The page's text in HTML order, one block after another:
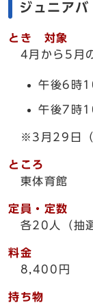
ジュニア
とき 対象
4月から5月
午後6時
午後7時
※3月29日（
ところ
東体育館
定員・定数
各20人（抽
料金
8,400円
持ち物